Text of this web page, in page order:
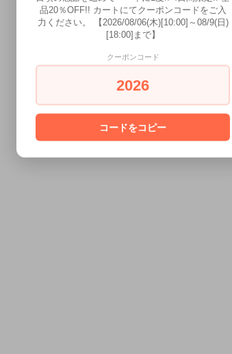
品20％OFF!! カートにてクーポンコードをご入
力ください。 【2026/08/06(木)[10:00]～08/9(日)
[18:00]まで】
クーポンコード
2026
コードをコピー